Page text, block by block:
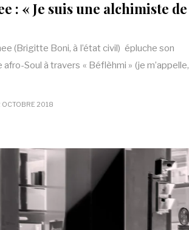
: « Je suis une alchimiste de
(Brigitte Boni, à l’état civil) épluche son
Soul à travers « Béflèhmi » (je m’appelle,
OCTOBRE 2018